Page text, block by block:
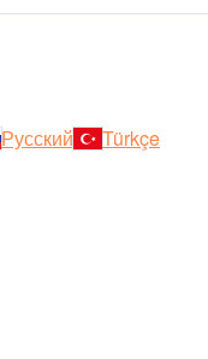
Русский Türkçe